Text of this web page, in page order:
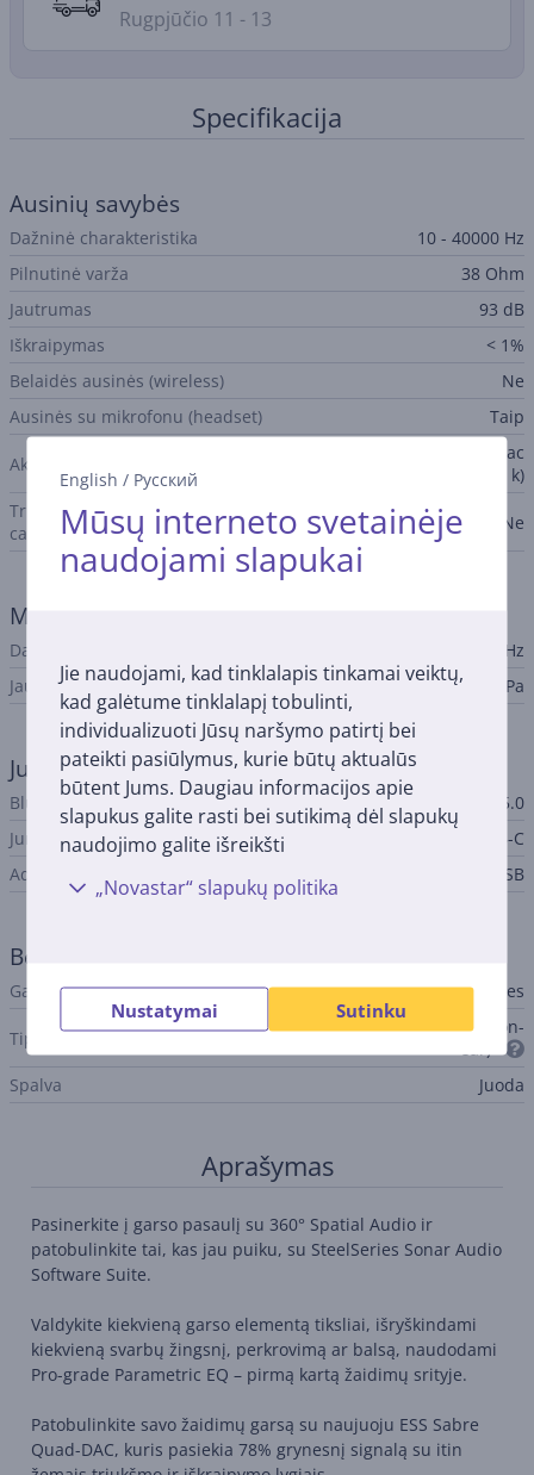
English / Русский
Mūsų interneto svetainėje
naudojami slapukai
Jie naudojami, kad tinklalapis tinkamai veiktų,
kad galėtume tinklalapį tobulinti,
individualizuoti Jūsų naršymo patirtį bei
pateikti pasiūlymus, kurie būtų aktualūs
būtent Jums. Daugiau informacijos apie
slapukus galite rasti bei sutikimą dėl slapukų
naudojimo galite išreikšti
„Novastar“ slapukų politika
Nustatymai Sutinku
Rugpjūčio 11 - 13
Specifikacija
Ausinių savybės
Dažninė charakteristika
10 - 40000 Hz
Pilnutinė varža
38 Ohm
Jautrumas
93 dB
Iškraipymas
< 1%
Belaidės ausinės (wireless)
Ne
Ausinės su mikrofonu (headset)
Taip
Akustika
Uždaro tipo ausinės (closed-bac
k)
Triukšmo slopinimas (noise
canceling)
Ne
Mikrofonas
Dažninė charakteristika
100 - 10000 Hz
Jautrumas
-38 dBV/Pa
Jungtis
Bluetooth versija
Bluetooth 5.0
Jungties tipas
3,5 mm, USB-C
Adapteris
USB
Bendri parametrai
Gamintojas SteelSeries
Tipas
Ant ausų dedamos ausinės (on-
ear)
Spalva
Juoda
Aprašymas
Pasinerkite į garso pasaulį su 360° Spatial Audio ir
patobulinkite tai, kas jau puiku, su SteelSeries Sonar Audio
Software Suite.
Valdykite kiekvieną garso elementą tiksliai, išryškindami
kiekvieną svarbų žingsnį, perkrovimą ar balsą, naudodami
Pro-grade Parametric EQ – pirmą kartą žaidimų srityje.
Patobulinkite savo žaidimų garsą su naujuoju ESS Sabre
Quad-DAC, kuris pasiekia 78% grynesnį signalą su itin